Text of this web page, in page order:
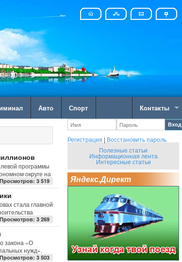
Авто Спорт Контакты
программы
округе на
Просмотров: 3 519
стала главной
Просмотров: 3 269
закона «О
нужд».
Просмотров: 3 503
Вход
Регистрация | Восстановить пароль
Полезные статьи
Информационная лента
Интересные статьи
Яндекс.Директ